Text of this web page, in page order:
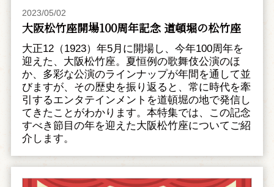
2023/05/02
大阪松竹座開場100周年記念 道頓堀の松竹座
大正12（1923）年5月に開場し、今年100周年を
迎えた、大阪松竹座。夏恒例の歌舞伎公演のほ
か、多彩な公演のラインナップが年間を通して並
びますが、その歴史を振り返ると、常に時代を牽
引するエンタテインメントを道頓堀の地で発信し
てきたことがわかります。本特集では、この記念
すべき節目の年を迎えた大阪松竹座についてご紹
介します。